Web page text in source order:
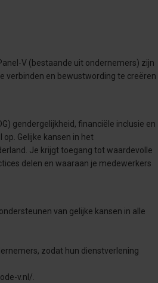
V (bestaande uit ondernemers) zijn
verbinden en bewustwording te creëren
gendergelijkheid, financiële inclusie en
Gelijke kansen in het
Je krijgt toegang tot waardevolle
delen en waaraan je medewerkers
van gelijke kansen in alle
zodat hun dienstverlening
v.nl/.